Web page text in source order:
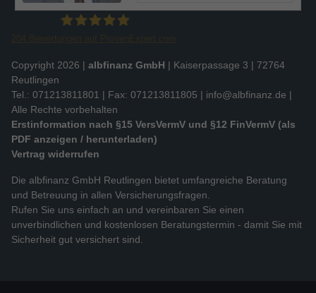
Slobodan Starcevic
Copyright 2026 | albfinanz GmbH | Kaiserpassage 3 | 72764
Reutlingen
Tel.: 071213811801 | Fax: 071213811805 | info@albfinanz.de |
Alle Rechte vorbehalten
Erstinformation nach §15 VersVermV und §12 FinVermV (als
PDF anzeigen / herunterladen)
Vertrag widerrufen
Die albfinanz GmbH Reutlingen bietet umfangreiche Beratung
und Betreuung in allen Versicherungsfragen.
Rufen Sie uns einfach an und vereinbaren Sie einen
unverbindlichen und kostenlosen Beratungstermin - damit Sie mit
Sicherheit gut versichert sind.